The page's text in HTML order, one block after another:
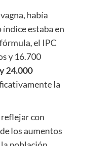
había
estaba en
el IPC
y 16.700
24.000
la
reflejar con
los aumentos